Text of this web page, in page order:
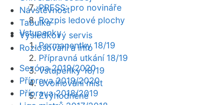
PRESS: pro novináře
Rozpis ledové plochy
Vstupenky
Permanentky 18/19
Přípravná utkání 18/19
Vstupenky 18/19
Uvolňování míst
Zvýhodněné
Návštěvnost
Tabulka
Výsledkový servis
Rozlosování a info
Sezóna 2019/2020
Příprava 2019/2020
Příprava 2018/2019